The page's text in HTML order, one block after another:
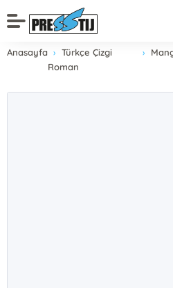
Anasayfa
Türkçe Çizgi
Roman